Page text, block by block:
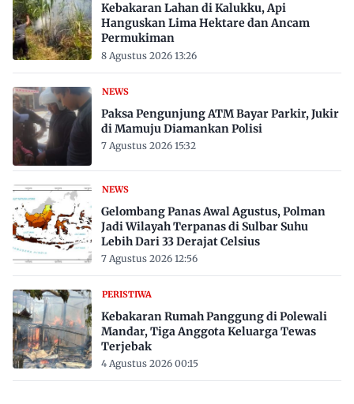
Kebakaran Lahan di Kalukku, Api
Hanguskan Lima Hektare dan Ancam
Permukiman
8 Agustus 2026 13:26
NEWS
Paksa Pengunjung ATM Bayar Parkir, Jukir
di Mamuju Diamankan Polisi
7 Agustus 2026 15:32
NEWS
Gelombang Panas Awal Agustus, Polman
Jadi Wilayah Terpanas di Sulbar Suhu
Lebih Dari 33 Derajat Celsius
7 Agustus 2026 12:56
PERISTIWA
Kebakaran Rumah Panggung di Polewali
Mandar, Tiga Anggota Keluarga Tewas
Terjebak
4 Agustus 2026 00:15